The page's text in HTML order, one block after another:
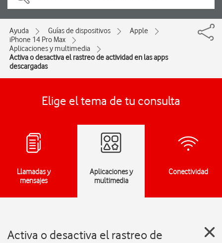
Ayuda Guías de dispositivos
Apple
iPhone 14 Pro Max
Aplicaciones y multimedia
Activa o desactiva el rastreo de actividad en las apps
descargadas
Elige el tema de tu consulta
Llamadas y
mensajes
Aplicaciones y
multimedia
Conectividad
Activa o desactiva el rastreo de